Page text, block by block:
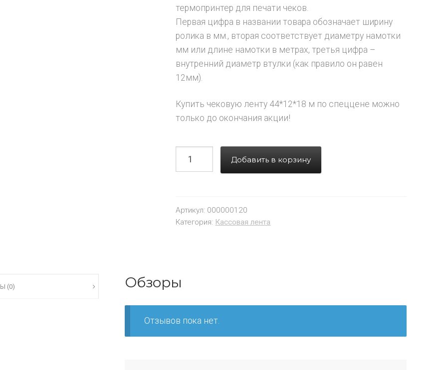
термопринтер для печати чеков.
Первая цифра в названии товара обозначает ширину
ролика в мм., вторая соответствует диаметру намотки
мм или длине намотки в метрах, третья цифра –
внутренний диаметр втулки (как правило он равен
12мм).
Купить чековую ленту 44*12*18 м по спеццене можно
только до окончания акции!
Добавить в корзину
Артикул: 000000120
Категория: Кассовая лента
(0) Обзоры
Отзывов пока нет.